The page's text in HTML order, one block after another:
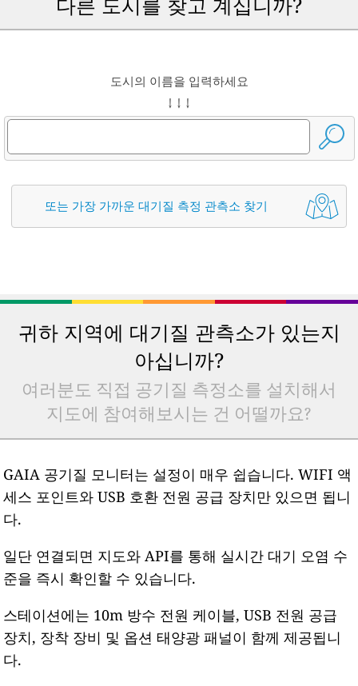
도시의 이름을 입력하세요
↓ ↓ ↓
또는 가장 가까운 대기질 측정 관측소 찾기
귀하 지역에 대기질 관측소가 있는지
아십니까?
여러분도 직접 공기질 측정소를 설치해서
지도에 참여해보시는 건 어떨까요?
GAIA 공기질 모니터는 설정이 매우 쉽습니다. WIFI 액
세스 포인트와 USB 호환 전원 공급 장치만 있으면 됩니
다.
일단 연결되면 지도와 API를 통해 실시간 대기 오염 수
준을 즉시 확인할 수 있습니다.
스테이션에는 10m 방수 전원 케이블, USB 전원 공급
장치, 장착 장비 및 옵션 태양광 패널이 함께 제공됩니
다.